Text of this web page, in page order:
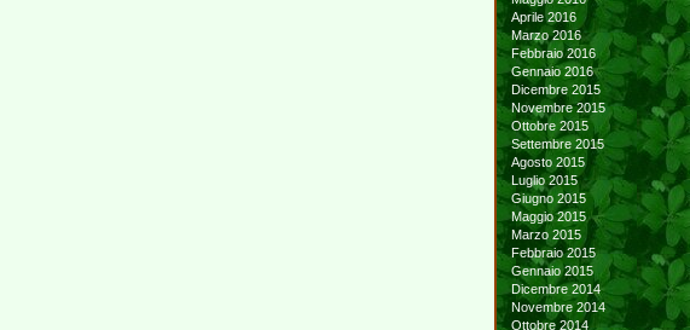
Aprile 2016
Marzo 2016
Febbraio 2016
Gennaio 2016
Dicembre 2015
Novembre 2015
Ottobre 2015
Settembre 2015
Agosto 2015
Luglio 2015
Giugno 2015
Maggio 2015
Marzo 2015
Febbraio 2015
Gennaio 2015
Dicembre 2014
Novembre 2014
Ottobre 2014